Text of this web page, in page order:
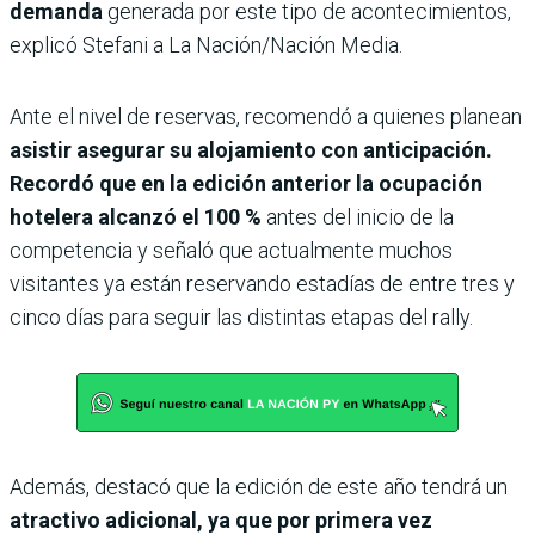
demanda generada por este tipo de acontecimientos,
explicó Stefani a La Nación/Nación Media.
Ante el nivel de reservas, recomendó a quienes planean
asistir asegurar su alojamiento con anticipación.
Recordó que en la edición anterior la ocupación
hotelera alcanzó el 100 % antes del inicio de la
competencia y señaló que actualmente muchos
visitantes ya están reservando estadías de entre tres y
cinco días para seguir las distintas etapas del rally.
Además, destacó que la edición de este año tendrá un
atractivo adicional, ya que por primera vez